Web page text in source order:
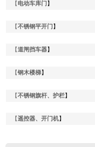
【 电动车库门 】
【不锈钢平开门 】
【道闸挡车器】
【钢木楼梯】
【不锈钢旗杆、护栏】
【遥控器、开门机】